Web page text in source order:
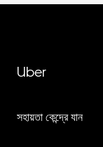
Uber
সহায়তা কেন্দ্রে যান